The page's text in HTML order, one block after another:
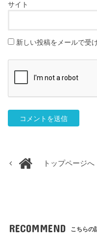
サイト
新しい投稿をメールで受
トップページへ
RECOMMEND こちらの